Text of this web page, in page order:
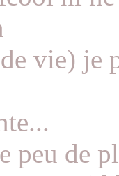
vie) je
peu de